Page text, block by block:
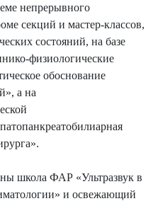
непрерывного
секций и мастер-классов,
состояний, на базе
физиологические
обоснование
а на
школа ФАР «Ультразвук в
и освежающий